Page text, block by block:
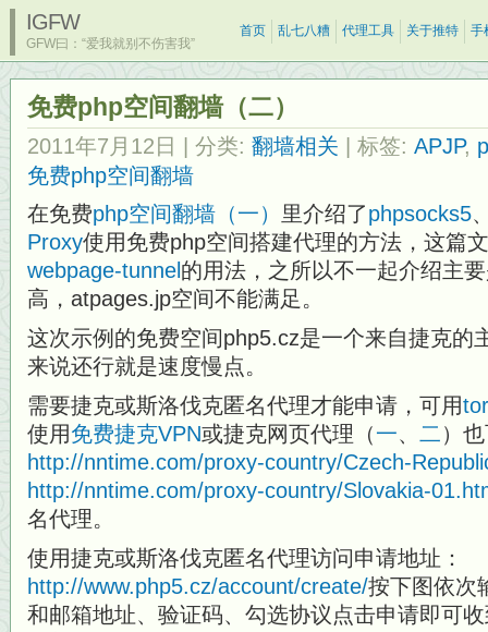
IGFW
GFW曰：“爱我就别不伤害我”
首页 乱七八糟 代理工具 关于推特 手
免费php空间翻墙（二）
2011年7月12日 | 分类: 翻墙相关 | 标签: APJP,
免费php空间翻墙
在免费php空间翻墙（一） 里介绍了phpsocks5
Proxy使用免费php空间搭建代理的方法，这篇
webpage-tunnel 的用法，之所以不一起介绍主
高，atpages.jp空间不能满足。
这次示例的免费空间php5.cz是一个来自捷克的
来说还行就是速度慢点。
需要捷克或斯洛伐克匿名代理才能申请，可用
使用免费捷克VPN或捷克网页代理（一、 二）
http://nntime.com/proxy-country/Czech-
http://nntime.com/proxy-country/Slovakia-
名代理。
使用捷克或斯洛伐克匿名代理访问申请地址：
http://www.php5.cz/account/create/按下图依次
和邮箱地址、验证码、勾选协议点击申请即可